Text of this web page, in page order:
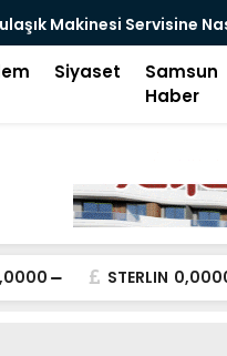
Makinesi Servisine
Siyaset
Samsun
Haber
STERLIN